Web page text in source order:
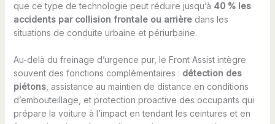
que ce type de technologie peut réduire jusqu’à 40 % les
accidents par collision frontale ou arrièredans les
situations de conduite urbaine et périurbaine.
Au-delà du freinage d’urgence pur, le Front Assist intègre
souvent des fonctions complémentaires : détection des
piétons, assistance au maintien de distance en conditions
d’embouteillage, et protection proactive des occupants qui
prépare la voiture à l’impact en tendant les ceintures et en